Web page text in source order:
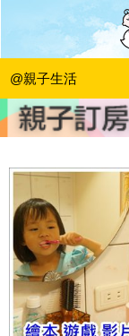
@親子生活
孩子抗拒
愛上刷牙！
Shanti 的幸福微笑|